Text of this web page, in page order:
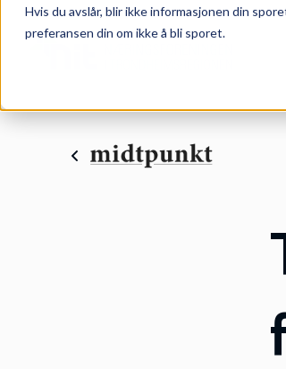
Hvis du avslår, blir ikke informasjonen din
preferansen din om ikke å bli sporet.